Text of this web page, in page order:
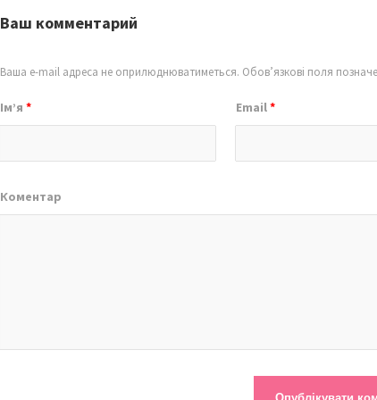
Ваш комментарий
Ваша e-mail адреса не оприлюднюватиметься. Обов’язкові поля
Ім’я* Email*
Коментар